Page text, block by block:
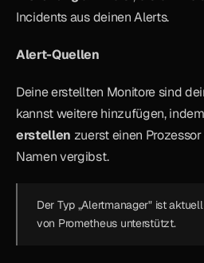
Incidents aus deinen Alerts.
Alert-Quellen
Deine erstellten Monitore sind
kannst weitere hinzufügen,
erstellen zuerst einen
Namen vergibst.
Der Typ „Alertmanager" ist
von Prometheus unterstützt.